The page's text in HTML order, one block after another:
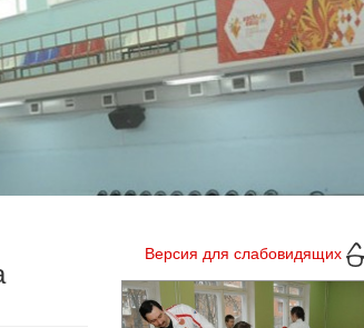
Версия для слабовидящих
Previous